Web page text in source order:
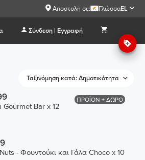
Αποστολή σε: ΓλώσσαEL
Σύνδεση | Εγγραφή
Ταξινόμηση κατά: Δημοτικότητα
ΠΡΟΪΟΝ + ΔΩΡΟ
Gourmet Bar x 12
- Φουντούκι και Γάλα Choco x 10